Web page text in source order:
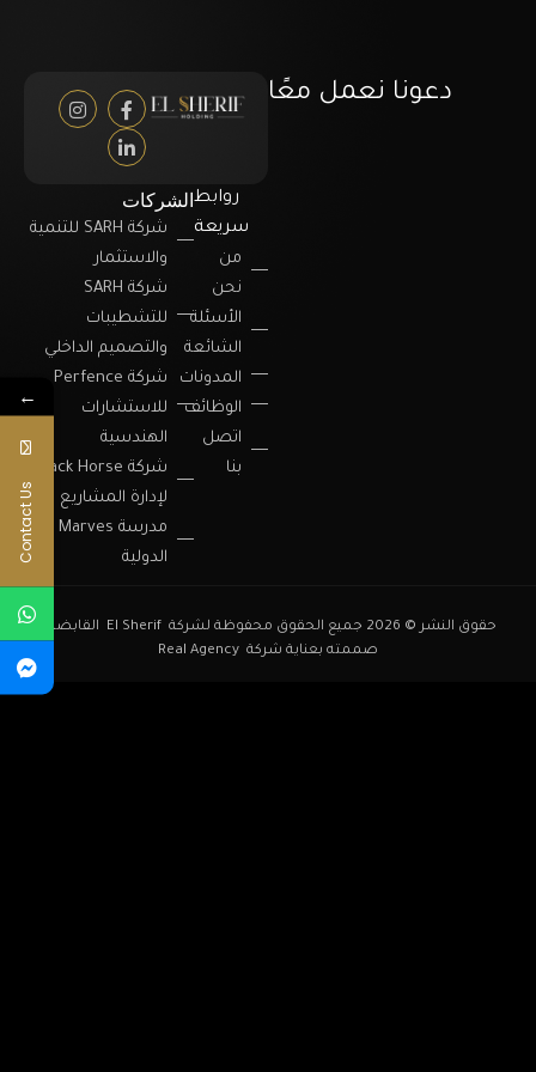
دعونا نعمل معًا
روابط
سريعة
من
نحن
الأسئلة
الشائعة
المدونات
الوظائف
اتصل
بنا
الشركات
شركة SARH للتنمية
والاستثمار
شركة SARH
للتشطيبات
والتصميم الداخلي
شركة Perfence
للاستشارات
الهندسية
شركة Black Horse
لإدارة المشاريع
مدرسة Marves
الدولية
حقوق النشر © 2026 جميع الحقوق محفوظة لشركة El Sherif القابضة .
صممته بعناية شركة Real Agency
←
Contact Us